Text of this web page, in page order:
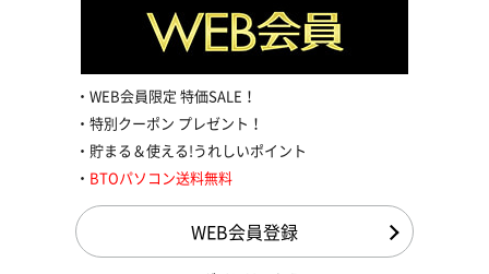
WEB会員限定 特価SALE！
特別クーポン プレゼント！
貯まる＆使える!うれしいポイント
BTOパソコン送料無料
WEB会員登録